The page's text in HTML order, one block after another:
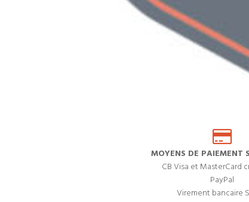
MOYENS DE PAIEMENT
CB Visa et MasterCard
PayPal
Virement bancaire